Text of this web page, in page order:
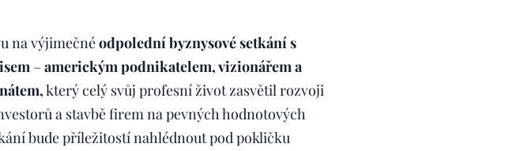
na výjimečnéodpolední byznysové setkání s
–americkým podnikatelem, vizionářem a
který celý svůj profesní život zasvětil rozvoji
a stavbě firem na pevných hodnotových
bude příležitostí nahlédnout pod pokličku